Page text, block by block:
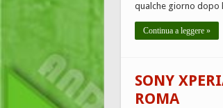
qualche giorno dopo
Continua a leggere »
SONY
ROMA